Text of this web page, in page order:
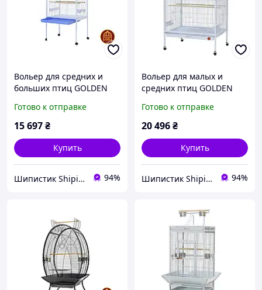
Вольер для средних и
больших птиц GOLDEN
Готово к отправке
15 697₴
Купить
Шипистик Shipistik 94%
Вольер для малых и
средних птиц GOLDEN
Готово к отправке
20 496₴
Купить
Шипистик Shipistik 94%